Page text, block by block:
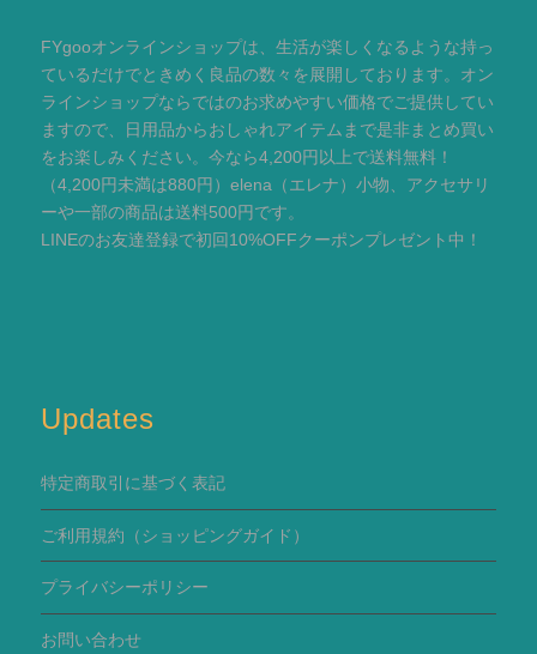
FYgooオンラインショップは、生活が楽しくなるような持っ
ているだけでときめく良品の数々を展開しております。オン
ラインショップならではのお求めやすい価格でご提供してい
ますので、日用品からおしゃれアイテムまで是非まとめ買い
をお楽しみください。今なら4,200円以上で送料無料！
（4,200円未満は880円）elena（エレナ）小物、アクセサリ
ーや一部の商品は送料500円です。
LINEのお友達登録で初回10%OFFクーポンプレゼント中！
Updates
特定商取引に基づく表記
ご利用規約 （ショッピングガイド）
プライバシーポリシー
お問い合わせ